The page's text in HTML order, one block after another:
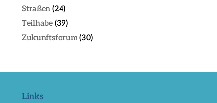
Straßen(24)
Teilhabe(39)
Zukunftsforum(30)
Links